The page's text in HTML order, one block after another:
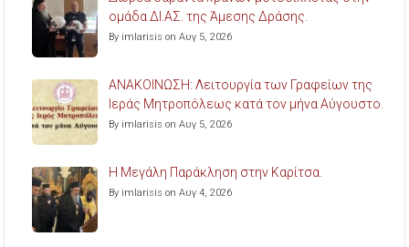
ομάδα ΔΙ.ΑΣ. της Άμεσης Δράσης.
By imlarisis on Αυγ 5, 2026
ΑΝΑΚΟΙΝΩΣΗ: Λειτουργία των Γραφείων της
Ιεράς Μητροπόλεως κατά τον μήνα Αύγουστο.
By imlarisis on Αυγ 5, 2026
Η Μεγάλη Παράκληση στην Καρίτσα.
By imlarisis on Αυγ 4, 2026